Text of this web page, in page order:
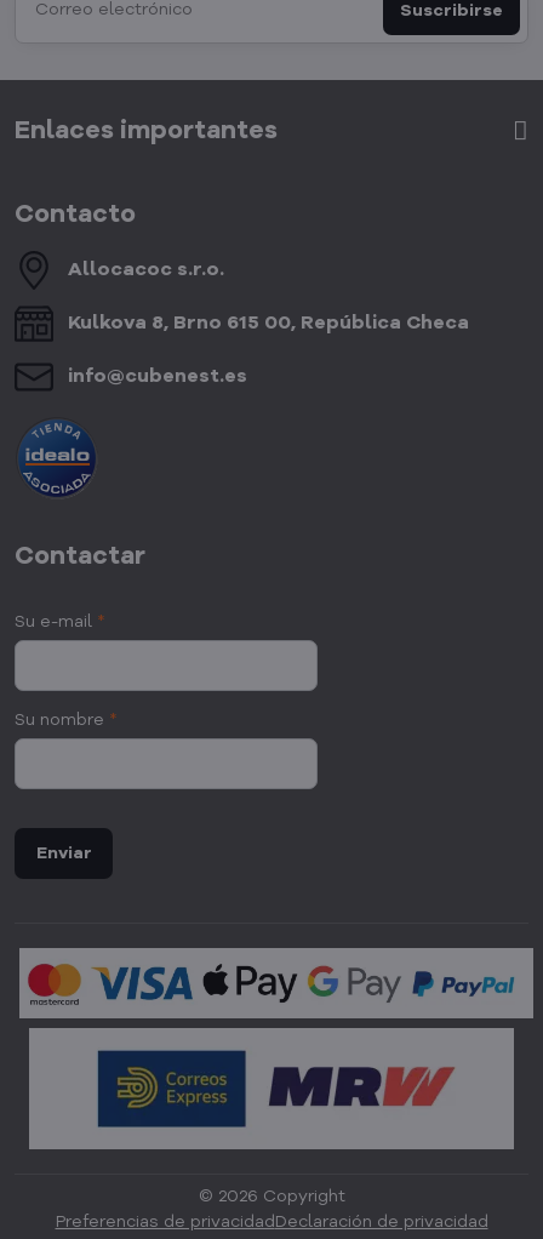
Suscribirse
Enlaces importantes
Contacto
Allocacoc s​.r​.o​.
Kulkova 8, Brno 615 00, República Checa
info​@cubenest​.es
Contactar
Su e-mail *
Su nombre *
Enviar
© 2026 Copyright
Preferencias de privacidad Declaración de privacidad